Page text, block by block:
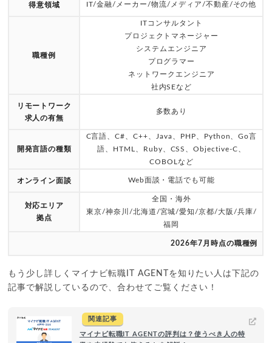
得意領域 IT/金融/メーカー/物流/メディア/不動産/その他
職種例
ITコンサルタント
プロジェクトマネージャー
システムエンジニア
プログラマー
ネットワークエンジニア
社内SEなど
リモートワーク
求人の有無
多数あり
開発言語の種類
C言語、C#、C++、Java、PHP、Python、Go言
語、HTML、Ruby、CSS、Objective-C、
COBOLなど
オンライン面談 Web面談・電話でも可能
対応エリア
拠点
全国・海外
東京/神奈川/北海道/宮城/愛知/京都/大阪/兵庫/
福岡
2026年7月時点の職種例
もう少し詳しくマイナビ転職IT AGENTを知りたい人は下記の
記事で解説しているので、合わせてご覧ください！
関連記事
マイナビ転職IT AGENTの評判は？使うべき人の特